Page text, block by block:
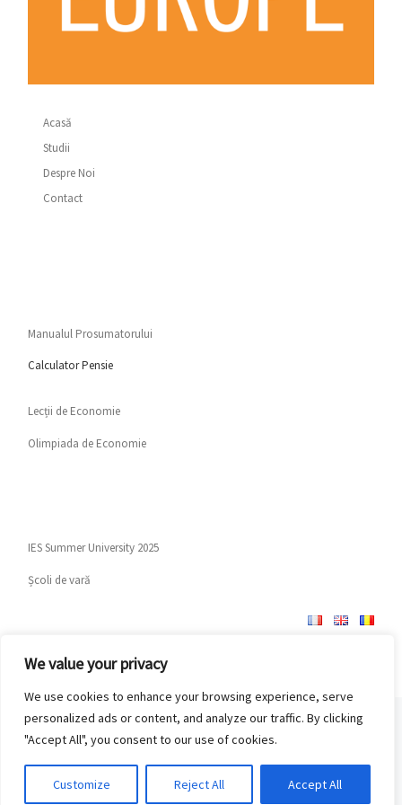
We value your privacy
We use cookies to enhance your browsing experience, serve
personalized ads or content, and analyze our traffic. By clicking
"Accept All", you consent to our use of cookies.
Customize Reject All Accept All
Acasă
Studii
Despre Noi
Contact
Manualul Prosumatorului
Calculator Pensie
Lecții de Economie
Olimpiada de Economie
IES Summer University 2025
Școli de vară
© 2026 Institutul European pentru Studii Economice – Toate
drepturile rezervate